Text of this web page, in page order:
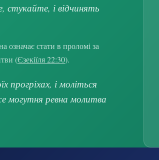
стукайте, і відчинять
стати в проломі за
(Єзекіїля 22:30).
прогріхах, і моліться
могутня ревна молитва